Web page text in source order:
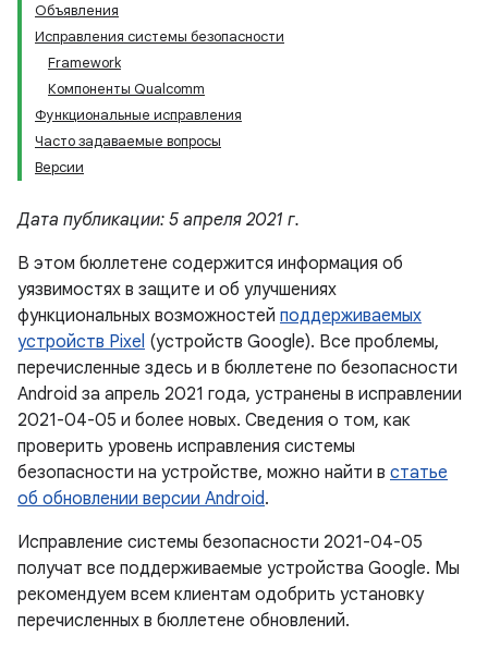
Объявления
Исправления системы безопасности
Framework
Компоненты Qualcomm
Функциональные исправления
Часто задаваемые вопросы
Версии
Дата публикации: 5 апреля 2021 г.
В этом бюллетене содержится информация об
уязвимостях в защите и об улучшениях
функциональных возможностей поддерживаемых
устройств Pixel (устройств Google). Все проблемы,
перечисленные здесь и в бюллетене по безопасности
Android за апрель 2021 года, устранены в исправлении
2021-04-05 и более новых. Сведения о том, как
проверить уровень исправления системы
безопасности на устройстве, можно найти в статье
об обновлении версии Android.
Исправление системы безопасности 2021-04-05
получат все поддерживаемые устройства Google. Мы
рекомендуем всем клиентам одобрить установку
перечисленных в бюллетене обновлений.